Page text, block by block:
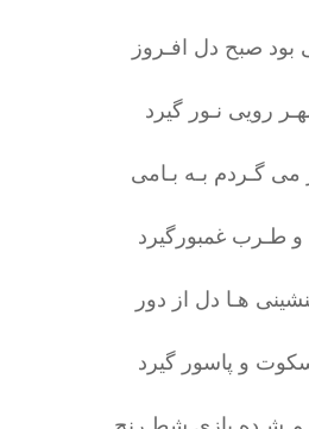
صبح دل افـروز
رویی نـور گیرد
می گـردم بـه بـامی
طـرب غمبورگیرد
هـا دل از دور
و پاسور گیرد